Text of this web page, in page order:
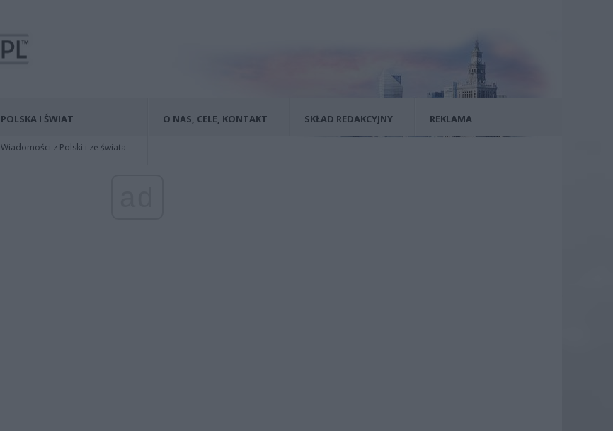
POLSKA I ŚWIAT
Wiadomości z Polski i ze świata
O NAS, CELE, KONTAKT SKŁAD REDAKCYJNY REKLAMA